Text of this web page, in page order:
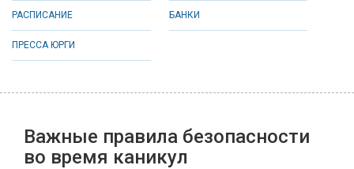
РАСПИСАНИЕ БАНКИ
ПРЕССА ЮРГИ
Важные правила безопасности
во время каникул